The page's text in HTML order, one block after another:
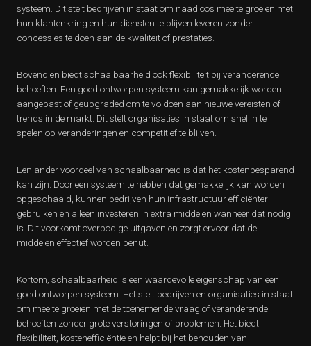
systeem. Dit stelt bedrijven in staat om naadloos mee te groeien met
hun klantenkring en hun diensten te blijven leveren zonder
concessies te doen aan de kwaliteit of prestaties.
Bovendien biedt schaalbaarheid ook flexibiliteit bij veranderende
behoeften. Een goed ontworpen systeem kan gemakkelijk worden
aangepast of geüpgraded om te voldoen aan nieuwe vereisten of
trends in de markt. Dit stelt organisaties in staat om snel in te
spelen op veranderingen en competitief te blijven.
Een ander voordeel van schaalbaarheid is dat het kostenbesparend
kan zijn. Door een systeem te hebben dat gemakkelijk kan worden
opgeschaald, kunnen bedrijven hun infrastructuur efficiënter
gebruiken en alleen investeren in extra middelen wanneer dat nodig
is. Dit voorkomt overbodige uitgaven en zorgt ervoor dat de
middelen effectief worden benut.
Kortom, schaalbaarheid is een waardevolle eigenschap van een
goed ontworpen systeem. Het stelt bedrijven en organisaties in staat
om mee te groeien met de toenemende vraag of veranderende
behoeften zonder grote verstoringen of problemen. Het biedt
flexibiliteit, kostenefficiëntie en helpt bij het behouden van